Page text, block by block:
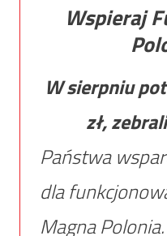
Wspieraj
W sierpniu
zł,
Państwa
dla
Magna Polonia.